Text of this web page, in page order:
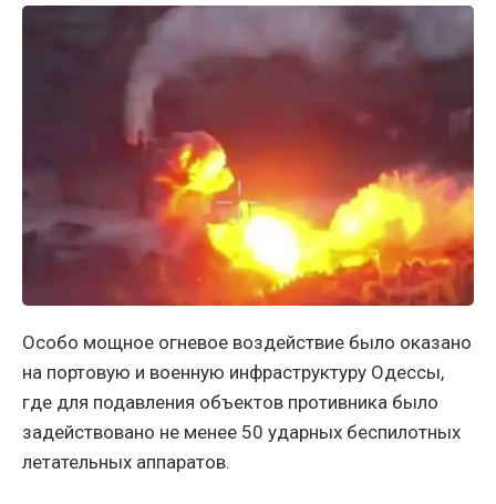
Особо мощное огневое воздействие было оказано
на портовую и военную инфраструктуру Одессы,
где для подавления объектов противника было
задействовано не менее 50 ударных беспилотных
летательных аппаратов.